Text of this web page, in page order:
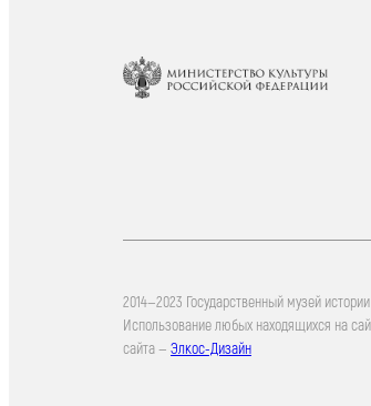
2014—2023 Государственный музей
Использование любых находящихся на
сайта — Элкос-Дизайн